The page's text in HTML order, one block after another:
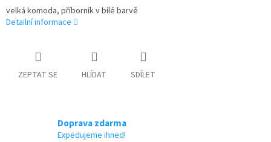
velká komoda, příborník v bílé barvě
Detailní informace
ZEPTAT SE HLÍDAT SDÍLET
Doprava zdarma
Expedujeme ihned!